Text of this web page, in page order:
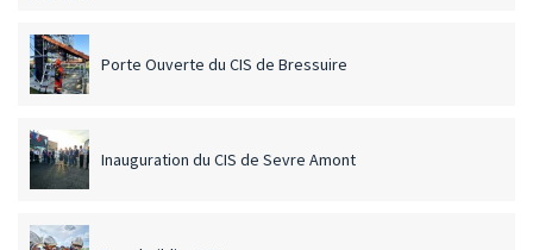
Porte Ouverte du CIS de Bressuire
Inauguration du CIS de Sevre Amont